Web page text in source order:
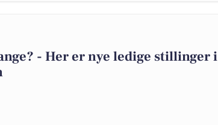
- Her er nye ledige stillinger i